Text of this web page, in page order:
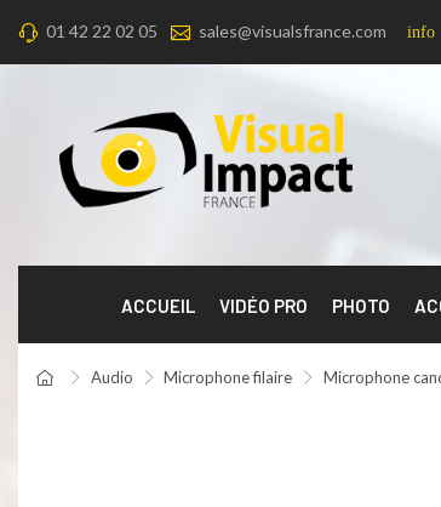
01 42 22 02 05 sales@visualsfrance.com info
ACCUEIL VIDÉO PRO PHOTO
Audio Microphone filaire Microphone